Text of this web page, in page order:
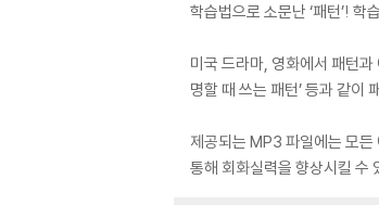
학습법으로 소문난 ‘패턴’!
미국 드라마, 영화에서 패턴과
명할 때 쓰는 패턴’ 등과 같이
제공되는 MP3 파일에는 모
통해 회화실력을 향상시킬 수